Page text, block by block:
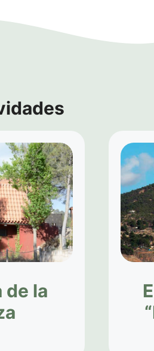
de la